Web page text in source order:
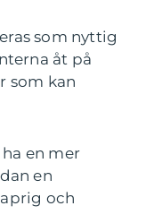
som nyttig
åt på
som kan
ha en mer
en
och